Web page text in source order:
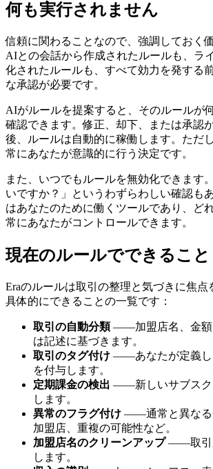
何も実行されません
信頼に関わることなので、強調しておく
AIとの会話から作成されたルールも、ラ
化されたルールも、すべて効力を発する
な承認が必要です。
AIがルールを提案すると、そのルールが
確認できます。修正、却下、または承認
後、ルールは自動的に稼働します。ただ
常にあなたが意識的に行う決定です。
また、いつでもルールを無効化できます
いですか？」というわずらわしい確認も
はあなたのために働くツールであり、ど
常にあなたがコントロールできます。
現在のルールでできること
Eraのルールは取引の整理と気づきに焦点
具体的にできることの一覧です：
取引の自動分類――加盟店名、金額
は記述に基づきます。
取引のタグ付け ――あなたが定義し
を付与します。
定期課金の検出 ――新しいサブスク
します。
異常のフラグ付け ――通常と異なる
加盟店、重複の可能性など。
加盟店名のクリーンアップ――取引
します。